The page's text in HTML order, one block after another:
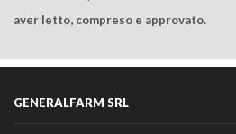
aver letto, compreso e approvato.
GENERALFARM SRL